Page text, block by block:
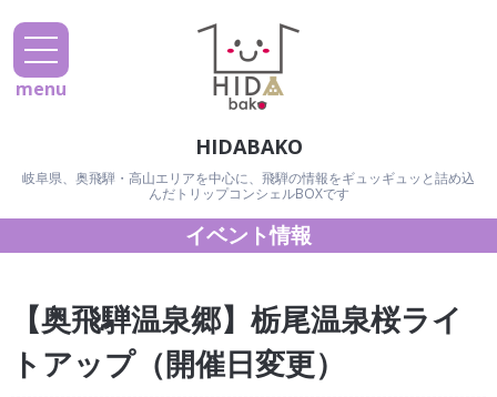
HIDABAKO
岐阜県、奥飛騨・高山エリアを中心に、飛騨の情報をギュッギュッと詰め込
んだトリップコンシェルBOXです
menu
イベント情報
【奥飛騨温泉郷】栃尾温泉桜ライ
トアップ（開催日変更）